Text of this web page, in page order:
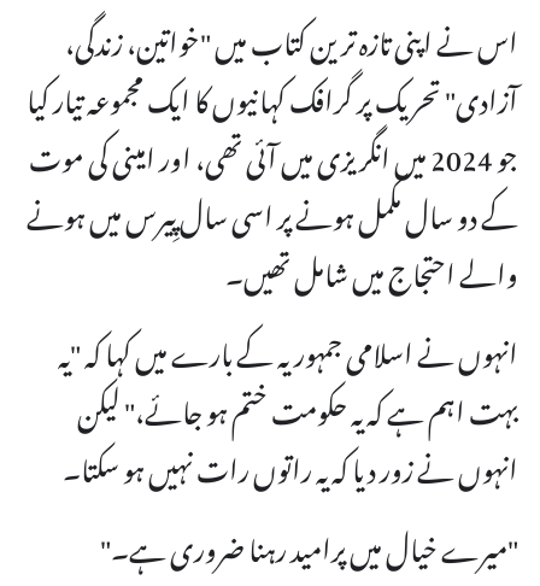
اس نے اپنی تازہ ترین کتاب میں "خواتین، زندگی،
آزادی" تحریک پر گرافک کہانیوں کا ایک مجموعہ تیار کیا
جو 2024 میں انگریزی میں آئی تھی، اور امینی کی موت
کے دو سال مکمل ہونے پر اسی سال پِیرس میں ہونے
والے احتجاج میں شامل تھیں۔
انہوں نے اسلامی جمہوریہ کے بارے میں کہا کہ "یہ
بہت اہم ہے کہ یہ حکومت ختم ہو جائے،" لیکن
انہوں نے زور دیا کہ یہ راتوں رات نہیں ہو سکتا۔
"میرے خیال میں پرامید رہنا ضروری ہے۔"